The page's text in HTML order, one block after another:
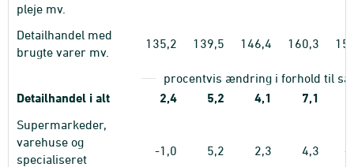
pleje mv.
Detailhandel med
brugte varer mv.
135,2 139,5 146,4 160,3
procentvis ændring i forhold til
Detailhandel i alt 2,4 5,2 4,1 7,1
Supermarkeder,
varehuse og
specialiseret
-1,0 5,2 2,3 4,3 -